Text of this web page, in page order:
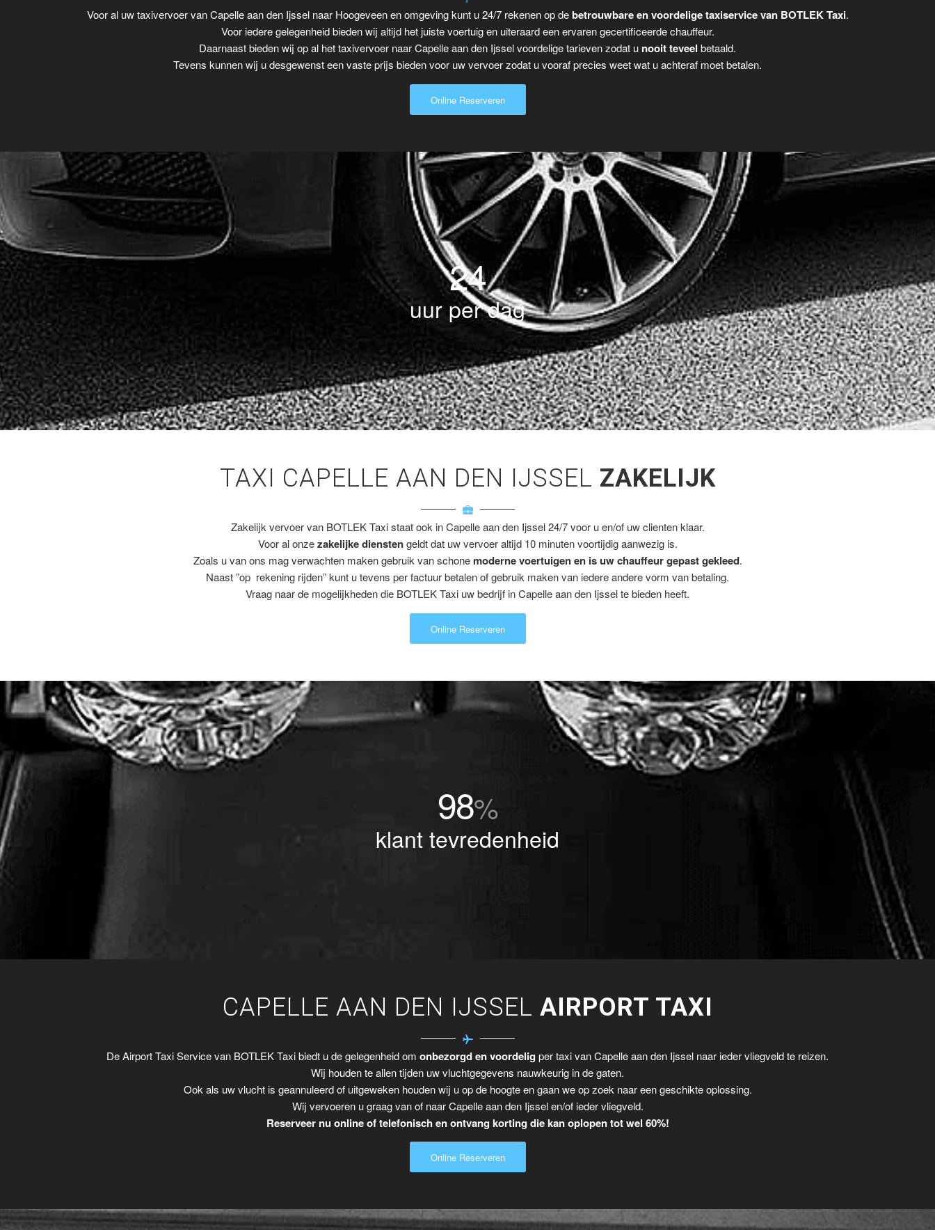
Voor al uw taxivervoer van Capelle aan den Ijssel naar Hoogeveen en omgeving kunt u 24/7 rekenen op debetrouwbare en voordelige taxiservice van BOTLEK Taxi.
Voor iedere gelegenheid bieden wij altijd het juiste voertuig en uiteraard een ervaren gecertificeerde chauffeur.
Daarnaast bieden wij op al het taxivervoer naar Capelle aan den Ijssel voordelige tarieven zodat u nooit teveel betaald.
Tevens kunnen wij u desgewenst een vaste prijs bieden voor uw vervoer zodat u vooraf precies weet wat u achteraf moet betalen.
Online Reserveren
24
uur per dag
TAXI CAPELLE AAN DEN IJSSEL ZAKELIJK
Zakelijk vervoer van BOTLEK Taxi staat ook in Capelle aan den Ijssel 24/7 voor u en/of uw clienten klaar.
Voor al onzezakelijke dienstengeldt dat uw vervoer altijd 10 minuten voortijdig aanwezig is.
Zoals u van ons mag verwachten maken gebruik van schone moderne voertuigen en is uw chauffeur gepast gekleed.
Naast ”op rekening rijden” kunt u tevens per factuur betalen of gebruik maken van iedere andere vorm van betaling.
Vraag naar de mogelijkheden die BOTLEK Taxi uw bedrijf in Capelle aan den Ijssel te bieden heeft.
Online Reserveren
98%
klant tevredenheid
CAPELLE AAN DEN IJSSEL AIRPORT TAXI
De Airport Taxi Service van BOTLEK Taxi biedt u de gelegenheid om onbezorgd en voordelig per taxi van Capelle aan den Ijssel naar ieder vliegveld te reizen.
Wij houden te allen tijden uw vluchtgegevens nauwkeurig in de gaten.
Ook als uw vlucht is geannuleerd of uitgeweken houden wij u op de hoogte en gaan we op zoek naar een geschikte oplossing.
Wij vervoeren u graag van of naar Capelle aan den Ijssel en/of ieder vliegveld.
Reserveer nu online of telefonisch en ontvang korting die kan oplopen tot wel 60%!
Online Reserveren